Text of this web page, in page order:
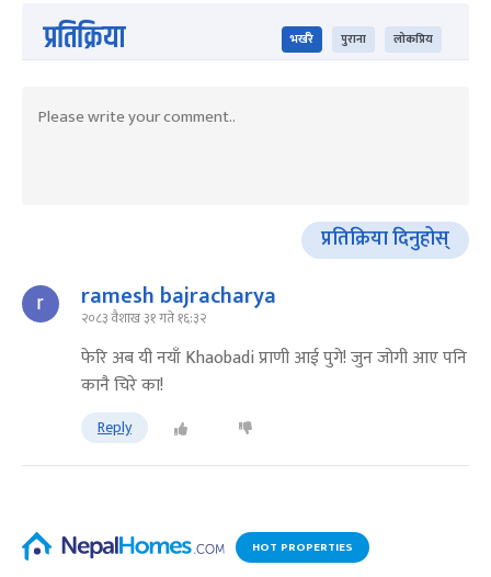
प्रतिक्रिया भर्खरै पुराना लोकप्रिय
प्रतिक्रिया दिनुहोस्
ramesh bajracharya
२०८३ वैशाख ३१ गते १६:३२
फेरि अब यी नयाँ Khaobadi प्राणी आई पुगे! जुन जोगी आए पनि
कानै चिरे का!
Reply
HOT PROPERTIES